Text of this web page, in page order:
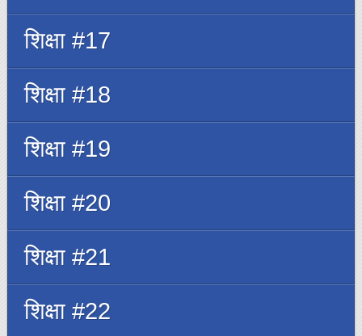
शिक्षा #17
शिक्षा #18
शिक्षा #19
शिक्षा #20
शिक्षा #21
शिक्षा #22